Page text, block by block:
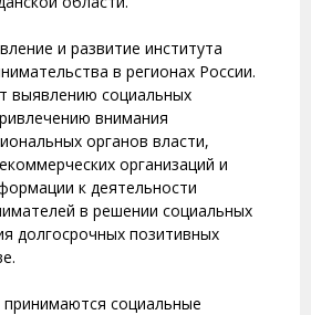
и развитие института
в регионах России.
выявлению социальных
внимания
органов власти,
организаций и
к деятельности
в решении социальных
долгосрочных позитивных
принимаются социальные